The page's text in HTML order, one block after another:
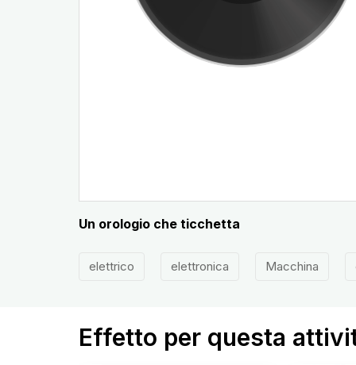
Un orologio che ticchetta
elettrico elettronica Macchina
Effetto per questa